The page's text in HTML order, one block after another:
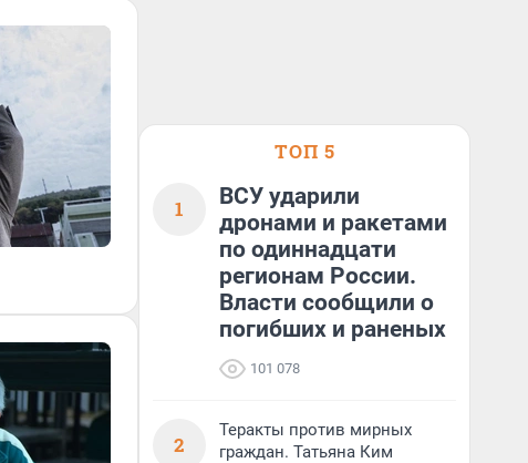
ТОП 5
1
ВСУ ударили
дронами и ракетами
по одиннадцати
регионам России.
Власти сообщили о
погибших и раненых
101 078
2
Теракты против мирных
граждан. Татьяна Ким